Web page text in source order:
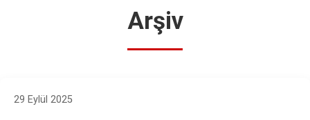
Arşiv
29 Eylül 2025